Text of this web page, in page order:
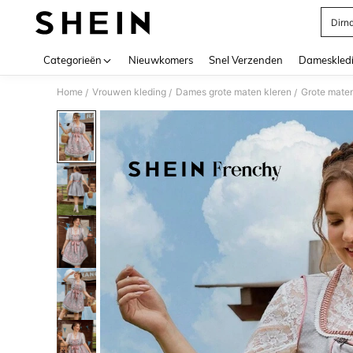
Categorieën Nieuwkomers Snel Verzenden
Home / Vrouwen kleding / Dames grote maten kleren / Grote